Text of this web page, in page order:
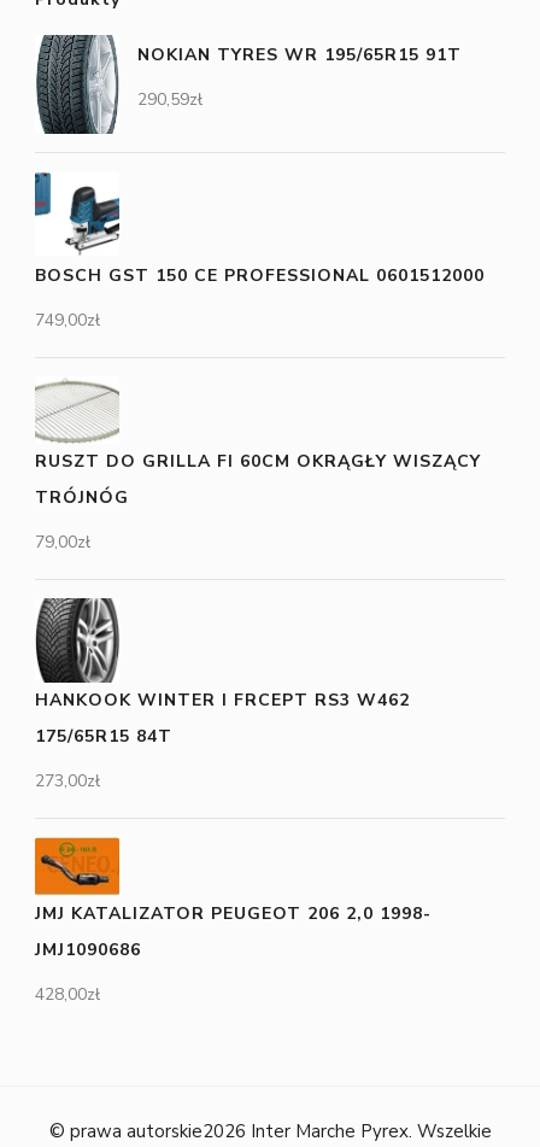
NOKIAN TYRES WR 195/65R15 91T
290,59zł
BOSCH GST 150 CE PROFESSIONAL 0601512000
749,00zł
RUSZT DO GRILLA FI 60CM OKRĄGŁY WISZĄCY
TRÓJNÓG
79,00zł
HANKOOK WINTER I FRCEPT RS3 W462
175/65R15 84T
273,00zł
JMJ KATALIZATOR PEUGEOT 206 2,0 1998-
JMJ1090686
428,00zł
© prawa autorskie2026 Inter Marche Pyrex. Wszelkie